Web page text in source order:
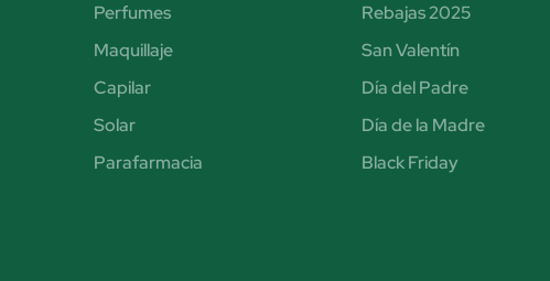
Perfumes
Maquillaje
Capilar
Solar
Parafarmacia
Rebajas 2025
San Valentín
Día del Padre
Día de la Madre
Black Friday